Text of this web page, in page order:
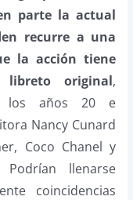
parte la actual
recurre a una
la acción tiene
original,
los años 20 e
Nancy Cunard
Coco Chanel y
llenarse
coincidencias